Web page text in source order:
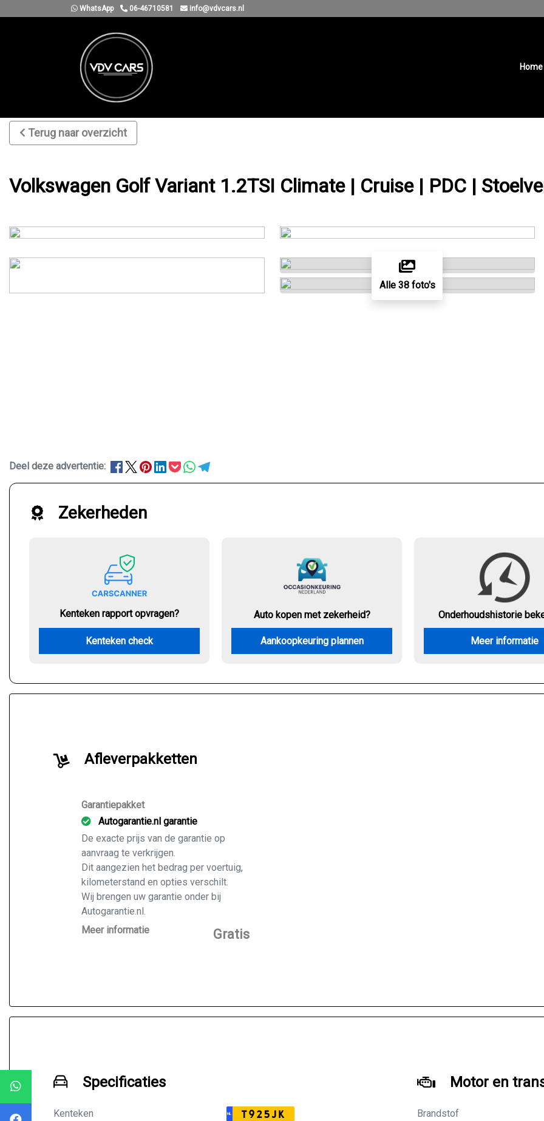
WhatsApp 06-46710581 info@vdvcars.nl
Home
Terug naar overzicht
Volkswagen Golf Variant 1.2TSI Climate | Cruise | PDC |
Alle 38 foto's
Deel deze advertentie:
Zekerheden
Kenteken rapport opvragen?
Kenteken check
Auto kopen met zekerheid?
Aankoopkeuring plannen
Onderhoudshistorie
Meer informatie
Afleverpakketten
Garantiepakket
Autogarantie.nl garantie
De exacte prijs van de garantie op
aanvraag te verkrijgen.
Dit aangezien het bedrag per voertuig,
kilometerstand en opties verschilt.
Wij brengen uw garantie onder bij
Autogarantie.nl.
Vraag ons naar de mogelijkheden voor
Meer informatie Gratis
Specificaties
Kenteken NL T925JK
Motor en
Brandstof